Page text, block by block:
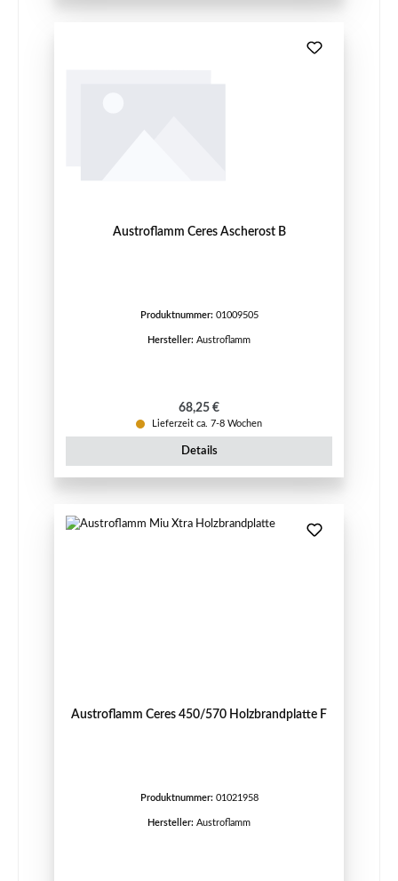
Austroflamm Ceres Ascherost B
Produktnummer: 01009505
Hersteller: Austroflamm
Regulärer Preis:
68,25 €
Lieferzeit ca. 7-8 Wochen
Details
Austroflamm Ceres 450/570 Holzbrandplatte F
Produktnummer: 01021958
Hersteller: Austroflamm